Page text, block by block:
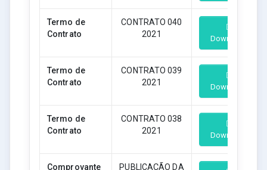
Termo de
Contrato
CONTRATO 040
2021
Download
Termo de
Contrato
CONTRATO 039
2021
Download
Termo de
Contrato
CONTRATO 038
2021
Download
Comprovante PUBLICAÇÃO DA